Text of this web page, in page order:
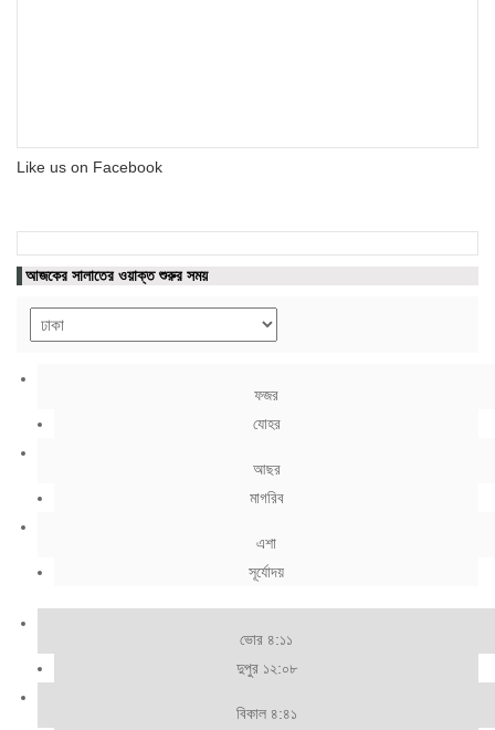
Like us on Facebook
আজকের সালাতের ওয়াক্ত শুরুর সময়
ফজর
যোহর
আছর
মাগরিব
এশা
সূর্যোদয়
ভোর ৪:১১
দুপুর ১২:০৮
বিকাল ৪:৪১